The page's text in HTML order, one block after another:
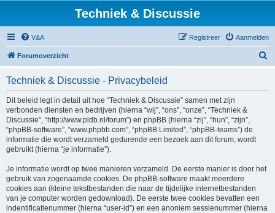
Techniek & Discussie
V&A Aanmelden
Registreer
Forumoverzicht
Techniek & Discussie - Privacybeleid
Dit beleid legt in detail uit hoe “Techniek & Discussie” samen met zijn
verbonden diensten en bedrijven (hierna “wij”, “ons”, “onze”, “Techniek &
Discussie”, “http://www.pldb.nl/forum”) en phpBB (hierna “zij”, “hun”, “zijn”,
“phpBB-software”, “www.phpbb.com”, “phpBB Limited”, “phpBB-teams”) de
informatie die wordt verzameld gedurende een bezoek aan dit forum, wordt
gebruikt (hierna “je informatie”).
Je informatie wordt op twee manieren verzameld. De eerste manier is door het
gebruik van zogenaamde cookies. De phpBB-software maakt meerdere
cookies aan (kleine tekstbestanden die naar de tijdelijke internetbestanden
van je computer worden gedownload). De eerste twee cookies bevatten een
indentificatienummer (hierna “user-id”) en een anoniem sessienummer (hierna